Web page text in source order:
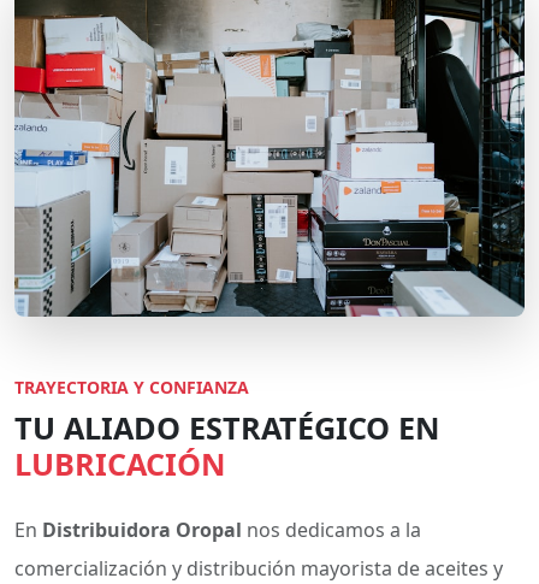
TRAYECTORIA Y CONFIANZA
TU ALIADO ESTRATÉGICO EN
LUBRICACIÓN
En Distribuidora Oropal nos dedicamos a la
comercialización y distribución mayorista de aceites y